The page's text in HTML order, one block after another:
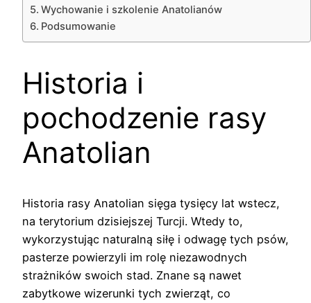
Wychowanie i szkolenie Anatolianów
Podsumowanie
Historia i
pochodzenie rasy
Anatolian
Historia rasy Anatolian sięga tysięcy lat wstecz,
na terytorium dzisiejszej Turcji. Wtedy to,
wykorzystując naturalną siłę i odwagę tych psów,
pasterze powierzyli im rolę niezawodnych
strażników swoich stad. Znane są nawet
zabytkowe wizerunki tych zwierząt, co